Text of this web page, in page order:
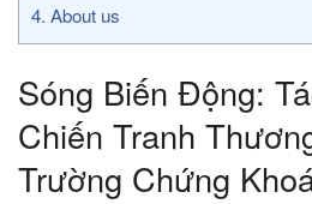
4. About us
Sóng Biến Động:
Chiến Tranh
Trường Chứng